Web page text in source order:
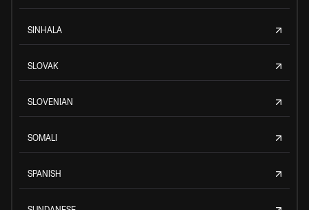
SINHALA
SLOVAK
SLOVENIAN
SOMALI
SPANISH